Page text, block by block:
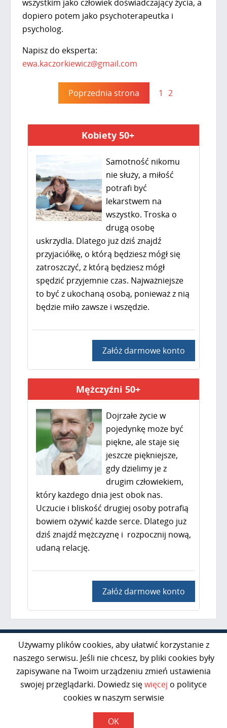
wszystkim jako człowiek doświadczający życia, a
dopiero potem jako psychoterapeutka i
psycholog.
Napisz do eksperta:
ewa.kaczorkiewicz@gmail.com
Poprzednia strona 1 2
Kobiety 50+
Samotność nikomu
nie służy, a miłość
potrafi być
lekarstwem na
wszystko. Troska o
drugą osobę
uskrzydla. Dlatego już dziś znajdź
przyjaciółkę, o którą będziesz mógł się
zatroszczyć, z którą będziesz mógł
spędzić przyjemnie czas. Najważniejsze
to być z ukochaną osobą, ponieważ z nią
będzie miło zawsze i wszędzie.
Załóż darmowe konto
Mężczyźni 50+
Dojrzałe życie w
pojedynkę może być
piękne, ale staje się
jeszcze piękniejsze,
gdy dzielimy je z
drugim człowiekiem,
który każdego dnia jest obok nas.
Uczucie i bliskość drugiej osoby potrafią
bowiem ożywić każde serce. Dlatego już
dziś znajdź mężczyznę i rozpocznij nową,
udaną relację.
Załóż darmowe konto
Al. Jerozolimskie 85 lok. 21
02-001 Warszawa
kontakt@razem50plus.pl
Infolinia:+48 669-047-091
Poniedziałek - Piątek 10:00-16:00
Polityka prywatności RODO
Używamy plików cookies, aby ułatwić korzystanie z
naszego serwisu. Jeśli nie chcesz, by pliki cookies były
zapisywane na Twoim urządzeniu zmień ustawienia
swojej przeglądarki. Dowiedz sięwięcej o polityce
cookies w naszym serwisie
OK